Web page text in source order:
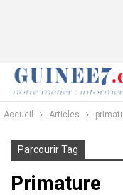
Accueil Articles
Parcourir Tag
Primature